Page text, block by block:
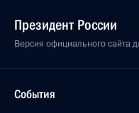
Президент России
Версия официального сайта
События